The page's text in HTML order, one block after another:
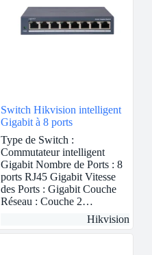
Switch Hikvision intelligent
Gigabit à 8 ports
Type de Switch :
Commutateur intelligent
Gigabit Nombre de Ports : 8
ports RJ45 Gigabit Vitesse
des Ports : Gigabit Couche
Réseau : Couche 2…
Hikvision